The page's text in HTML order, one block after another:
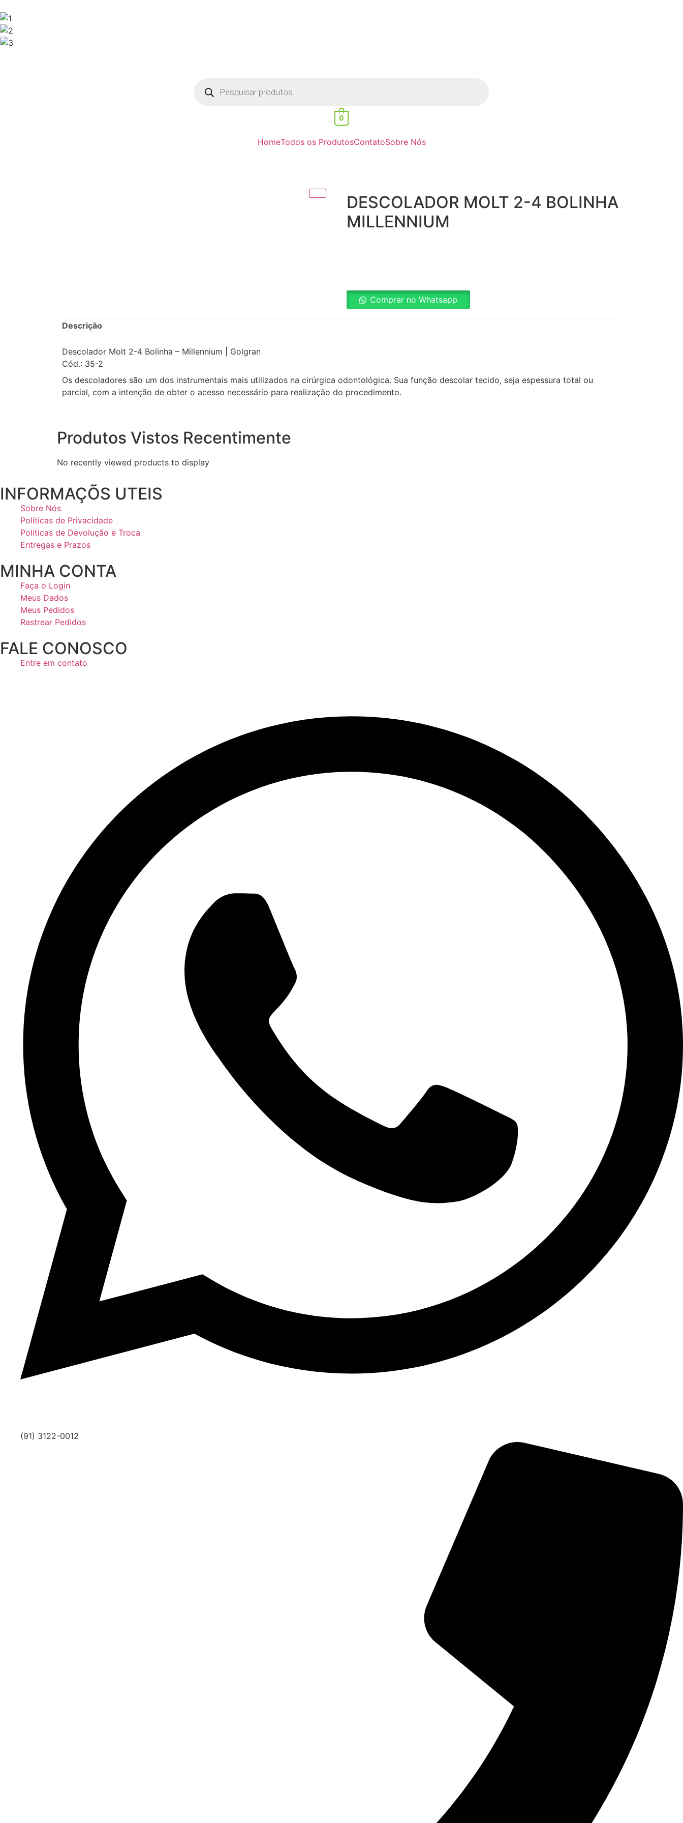
0
HomeTodos os ProdutosContatoSobre Nós
DESCOLADOR MOLT 2-4 BOLINHA
MILLENNIUM
Comprar no Whatsapp
Descrição
Descolador Molt 2-4 Bolinha – Millennium | Golgran
Cód.: 35-2
Os descoladores são um dos instrumentais mais utilizados na cirúrgica odontológica. Sua função descolar tecido, seja espessura total ou
parcial, com a intenção de obter o acesso necessário para realização do procedimento.
Produtos Vistos Recentimente
No recently viewed products to display
INFORMAÇÕS UTEIS
Sobre Nós
Políticas de Privacidade
Políticas de Devolução e Troca
Entregas e Prazos
MINHA CONTA
Faça o Login
Meus Dados
Meus Pedidos
Rastrear Pedidos
FALE CONOSCO
Entre em contato
(91) 3122-0012